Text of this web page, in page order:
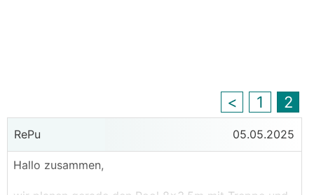
< 1 2
RePu 05.05.2025
Hallo zusammen,